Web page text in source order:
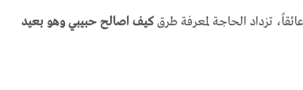
تزداد الحاجة لمعرفة طرق كيف اصالح حبيبي وهو بعيد